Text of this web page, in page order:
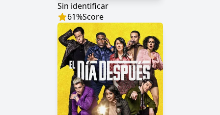
Sin identificar
61%Score